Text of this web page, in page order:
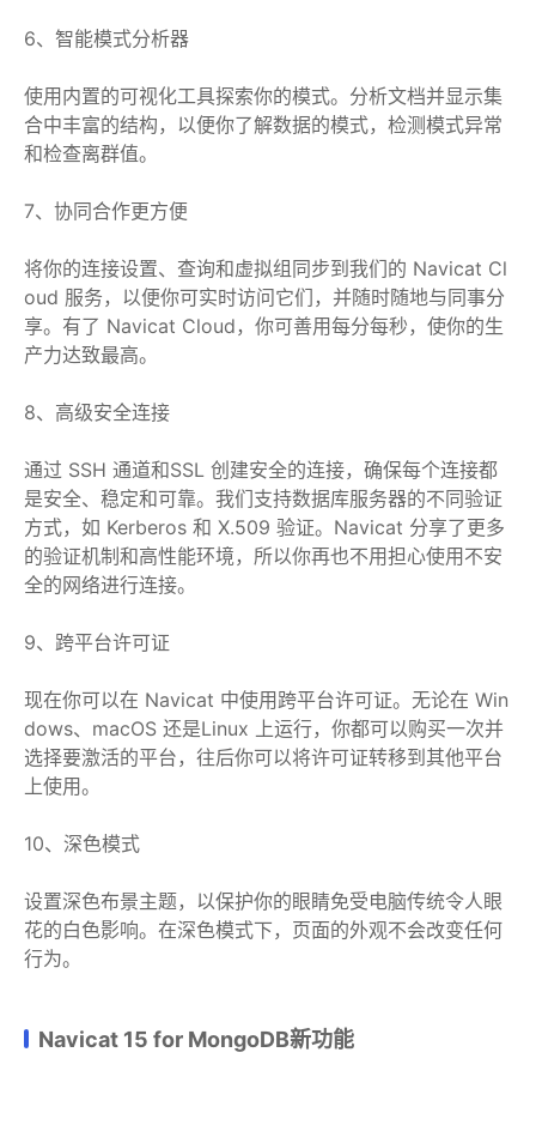
6、智能模式分析器
使用内置的可视化工具探索你的模式。分析文档并显示集
合中丰富的结构，以便你了解数据的模式，检测模式异常
和检查离群值。
7、协同合作更方便
将你的连接设置、查询和虚拟组同步到我们的 Navicat Cl
oud 服务，以便你可实时访问它们，并随时随地与同事分
享。有了 Navicat Cloud，你可善用每分每秒，使你的生
产力达致最高。
8、高级安全连接
通过 SSH 通道和SSL 创建安全的连接，确保每个连接都
是安全、稳定和可靠。我们支持数据库服务器的不同验证
方式，如 Kerberos 和 X.509 验证。Navicat 分享了更多
的验证机制和高性能环境，所以你再也不用担心使用不安
全的网络进行连接。
9、跨平台许可证
现在你可以在 Navicat 中使用跨平台许可证。无论在 Win
dows、macOS 还是Linux 上运行，你都可以购买一次并
选择要激活的平台，往后你可以将许可证转移到其他平台
上使用。
10、深色模式
设置深色布景主题，以保护你的眼睛免受电脑传统令人眼
花的白色影响。在深色模式下，页面的外观不会改变任何
行为。
Navicat 15 for MongoDB新功能